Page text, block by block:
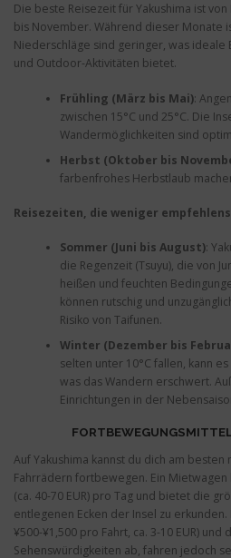
Die beste Reisezeit für Yakushima ist
bis November. Während dieser Monate
Niederschläge sind geringer, was ideale
und Outdoor-Aktivitäten bietet.
Frühling (März bis Mai):
zwischen 15°C und 25°C. Die
Wandermöglichkeiten sind
Herbst (Oktober bis
farbenfrohes Herbstlaub
Reisezeiten, die weniger
Sommer (Juni bis August):
die Regenzeit (Tsuyu), die von
heißen und feuchten
können rutschig und
Risiko von Taifunen.
Winter (Dezember bis
selten unter 10°C fallen, kann
was das Wandern erschwert.
Einrichtungen in der
Auf Yakushima kannst du dich am
Fahrrädern fortbewegen. Ein Mietwagen
(ca. 40-70 EUR) pro Tag und bietet die
entlegenen Ecken der Insel zu erkunden.
¥500-¥1,500 pro Fahrt, ca. 3-10 EUR)
Sehenswürdigkeiten ab, fahren jedoch